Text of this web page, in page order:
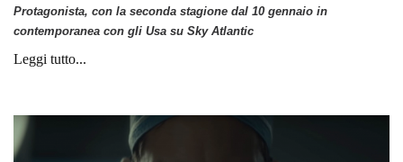
Protagonista, con la seconda stagione dal 10 gennaio in
contemporanea con gli Usa su Sky Atlantic
Leggi tutto...